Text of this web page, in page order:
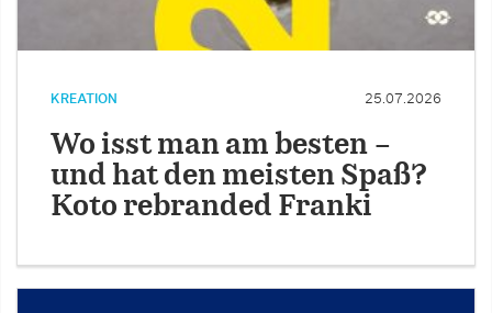
KREATION 25.07.2026
Wo isst man am besten –
und hat den meisten Spaß?
Koto rebranded Franki